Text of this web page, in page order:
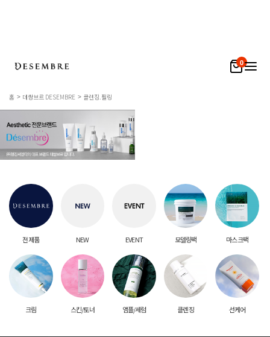
0
홈 데쌍브르 DESEMBRE 클렌징.필링
전 제품 NEW EVENT 모델링팩 마스크팩
크림 스킨/토너 앰플/세럼 클렌징 선케어